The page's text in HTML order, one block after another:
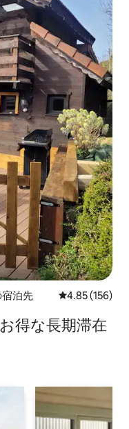
泊先 レビュー156
4.85 (156)
得⁠な長⁠期⁠滞⁠在